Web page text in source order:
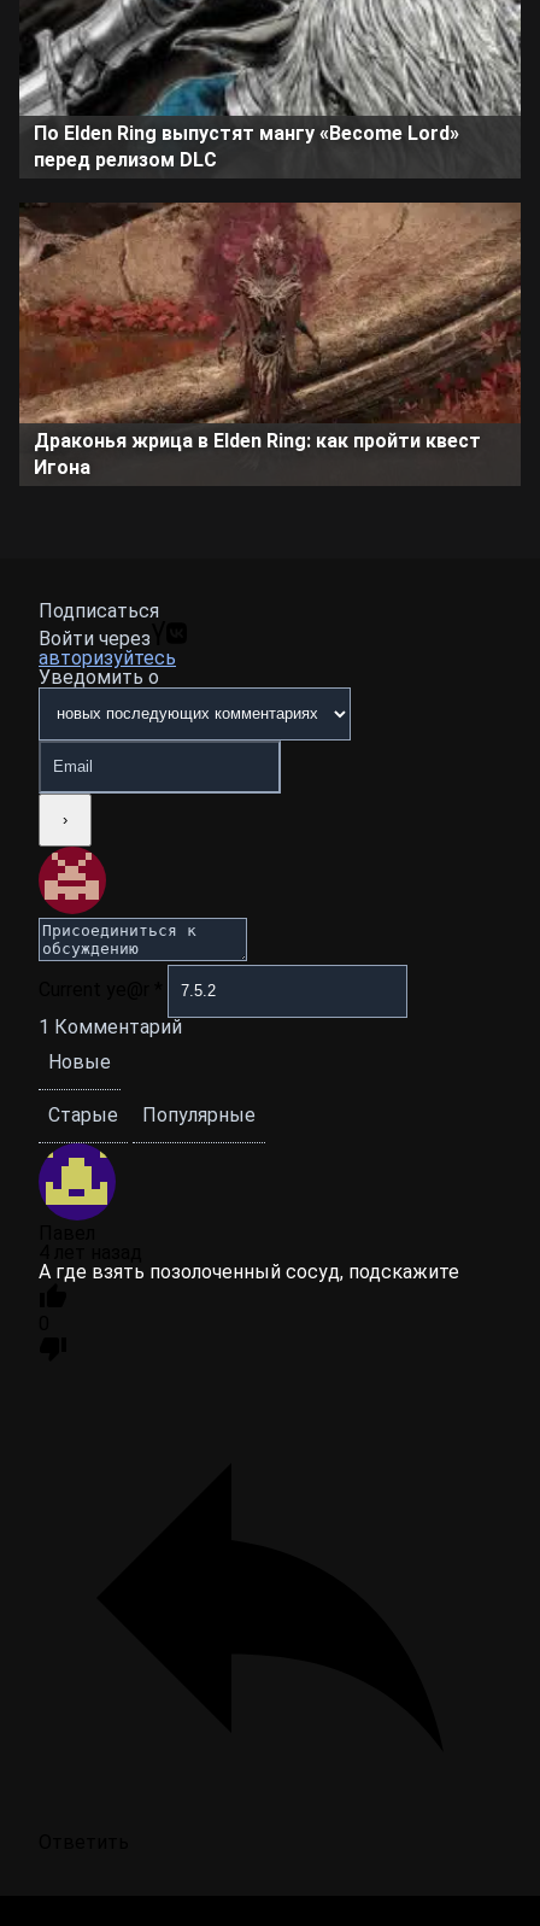
По Elden Ring выпустят мангу «Become Lord»
перед релизом DLC
Драконья жрица в Elden Ring: как пройти квест
Игона
Подписаться
Войти через
авторизуйтесь
Уведомить о
1 Комментарий
Новые
Старые Популярные
А где взять позолоченный сосуд, подскажите